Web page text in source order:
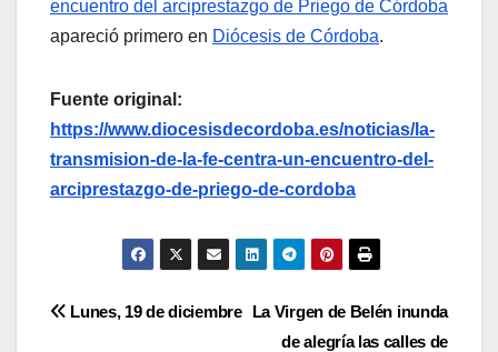
encuentro del arciprestazgo de Priego de Córdoba
apareció primero en Diócesis de Córdoba.
Fuente original:
https://www.diocesisdecordoba.es/noticias/la-
transmision-de-la-fe-centra-un-encuentro-del-
arciprestazgo-de-priego-de-cordoba
Navegación La Virgen de Belén inunda
de alegría las calles de
Lunes, 19 de diciembre